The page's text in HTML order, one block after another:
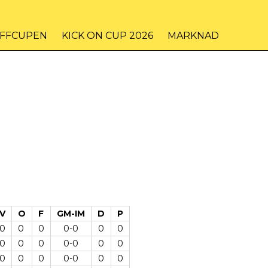
KICK ON CUP 2026 MARKNAD
V O F GM-IM D
P
0 0 0 0-0 0
0
0 0 0 0-0 0
0
0 0 0 0-0 0
0